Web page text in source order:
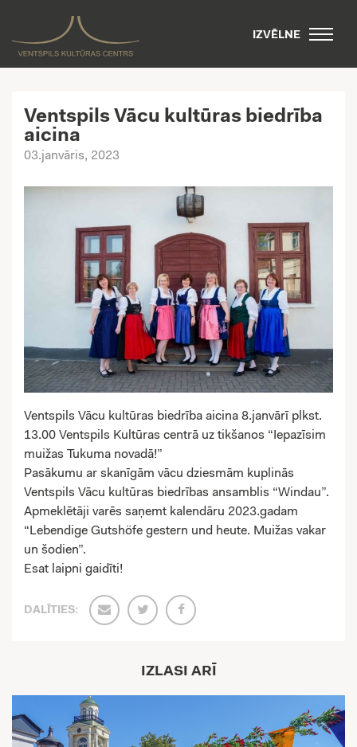
IZVĒLNE
Ventspils Vācu kultūras biedrība
aicina
03.janvāris, 2023
Ventspils Vācu kultūras biedrība aicina 8.janvārī plkst.
13.00 Ventspils Kultūras centrā uz tikšanos “Iepazīsim
muižas Tukuma novadā!”
Pasākumu ar skanīgām vācu dziesmām kuplinās
Ventspils Vācu kultūras biedrības ansamblis “Windau”.
Apmeklētāji varēs saņemt kalendāru 2023.gadam
“Lebendige Gutshöfe gestern und heute. Muižas vakar
un šodien”.
Esat laipni gaidīti!
DALĪTIES:
IZLASI ARĪ